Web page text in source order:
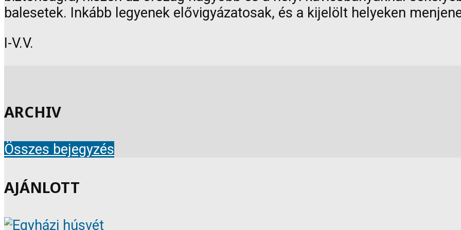
balesetek. Inkább legyenek elővigyázatosak, és a kijelölt helyeken
I-V.V.
ARCHIV
Összes bejegyzés
AJÁNLOTT